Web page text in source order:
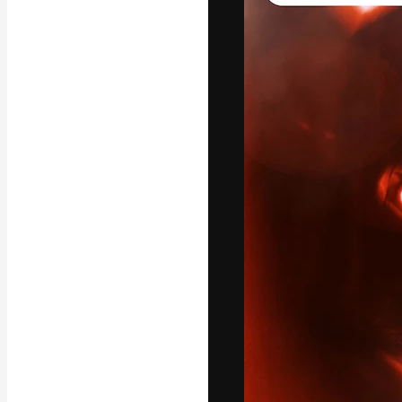
La piattaforma
migliori lavori.
creativi,